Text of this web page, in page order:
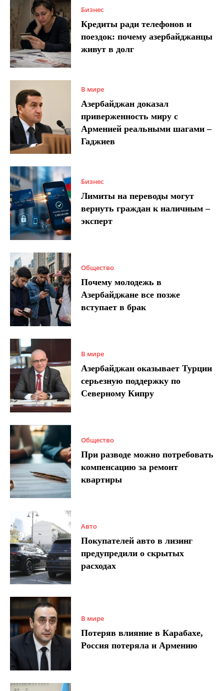
Бизнес
Кредиты ради телефонов и
поездок: почему азербайджанцы
живут в долг
В мире
Азербайджан доказал
приверженность миру с
Арменией реальными шагами –
Гаджиев
Бизнес
Лимиты на переводы могут
вернуть граждан к наличным –
эксперт
Общество
Почему молодежь в
Азербайджане все позже
вступает в брак
В мире
Азербайджан оказывает Турции
серьезную поддержку по
Северному Кипру
Общество
При разводе можно потребовать
компенсацию за ремонт
квартиры
Авто
Покупателей авто в лизинг
предупредили о скрытых
расходах
В мире
Потеряв влияние в Карабахе,
Россия потеряла и Армению